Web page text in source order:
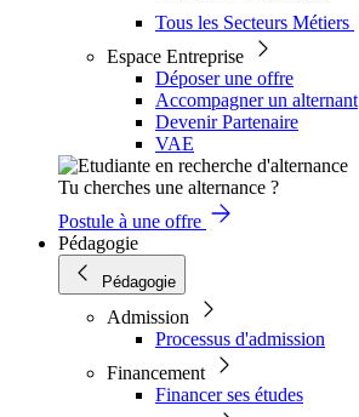
Tous les Secteurs Métiers
Espace Entreprise
Déposer une offre
Accompagner un alternant
Devenir Partenaire
VAE
Tu cherches une alternance ?
Postule à une offre
Pédagogie
Pédagogie
Admission
Processus d'admission
Financement
Financer ses études